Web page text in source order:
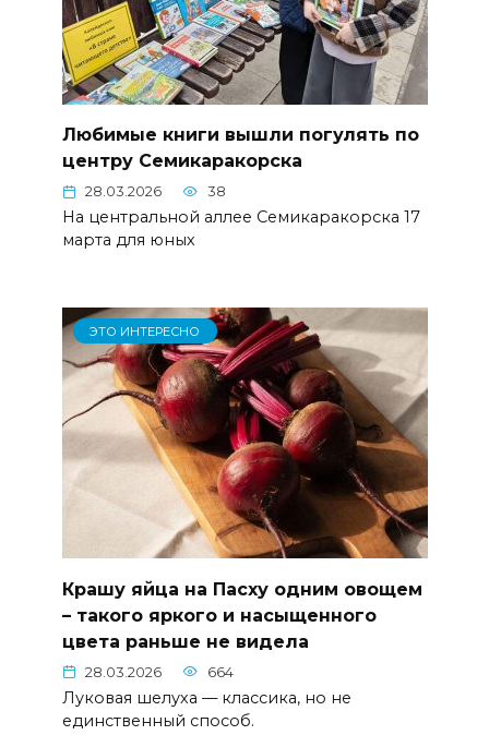
Любимые книги вышли погулять по
центру Семикаракорска
28.03.2026 38
На центральной аллее Семикаракорска 17
марта для юных
ЭТО ИНТЕРЕСНО
Крашу яйца на Пасху одним овощем
– такого яркого и насыщенного
цвета раньше не видела
28.03.2026 664
Луковая шелуха — классика, но не
единственный способ.